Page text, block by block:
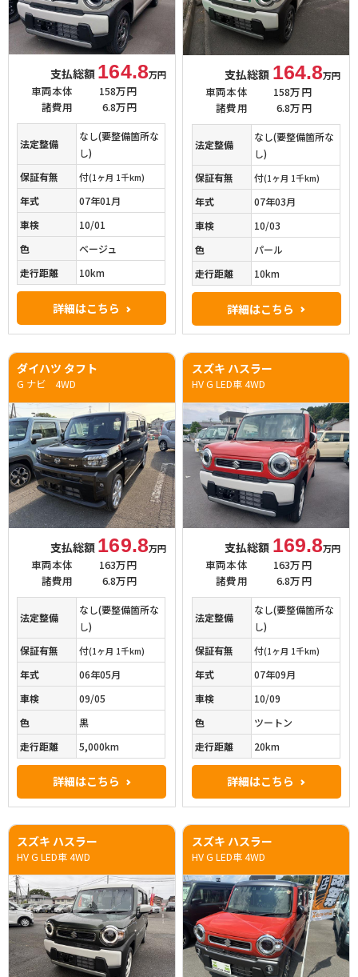
支払総額 164.8万円
車両本体
158万円
諸費用
6.8万円
法定整備
なし(要整備箇所な
し)
保証有無
付(1ヶ月 1千km)
年式
07年01月
車検
10/01
色
ベージュ
走行距離
10km
詳細はこちら
支払総額 164.8万円
車両本体
158万円
諸費用
6.8万円
法定整備
なし(要整備箇所な
し)
保証有無
付(1ヶ月 1千km)
年式
07年03月
車検
10/03
色
パール
走行距離
10km
詳細はこちら
ダイハツ タフト
G ナビ 4WD
支払総額 169.8万円
車両本体
163万円
諸費用
6.8万円
法定整備
なし(要整備箇所な
し)
保証有無
付(1ヶ月 1千km)
年式
06年05月
車検
09/05
色
黒
走行距離
5,000km
詳細はこちら
スズキ ハスラー
HV G LED車 4WD
支払総額 169.8万円
車両本体
163万円
諸費用
6.8万円
法定整備
なし(要整備箇所な
し)
保証有無
付(1ヶ月 1千km)
年式
07年09月
車検
10/09
色
ツートン
走行距離
20km
詳細はこちら
スズキ ハスラー
HV G LED車 4WD
スズキ ハスラー
HV G LED車 4WD